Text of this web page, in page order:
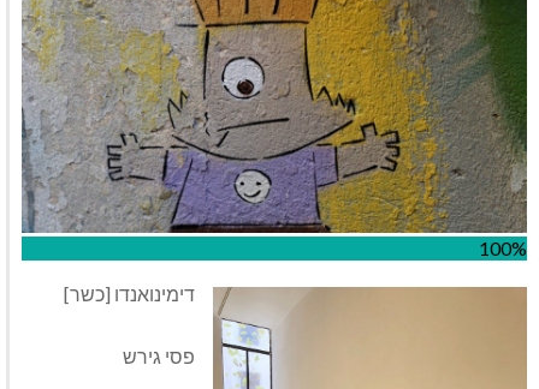
100%
דימינואנדו [כשר]
פסי גירש